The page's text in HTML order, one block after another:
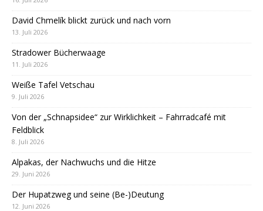
David Chmelík blickt zurück und nach vorn
13. Juli 2026
Stradower Bücherwaage
11. Juli 2026
Weiße Tafel Vetschau
9. Juli 2026
Von der „Schnapsidee“ zur Wirklichkeit – Fahrradcafé mit
Feldblick
8. Juli 2026
Alpakas, der Nachwuchs und die Hitze
29. Juni 2026
Der Hupatzweg und seine (Be-)Deutung
12. Juni 2026